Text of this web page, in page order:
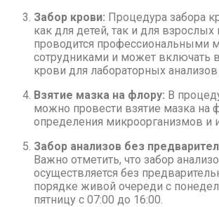
Забор крови: Процедура забора
как для детей, так и для взрослых
проводится профессиональными
сотрудниками и может включать
крови для лабораторных анализов
Взятие мазка на флору: В
можно провести взятие мазка на
определения микроорганизмов и
Забор анализов без
Важно отметить, что забор
осуществляется без
порядке живой очереди с
пятницу с 07:00 до 16:00.